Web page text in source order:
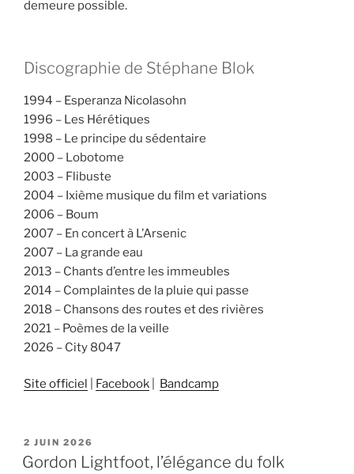
demeure possible.
Discographie de Stéphane Blok
1994 – Esperanza Nicolasohn
1996 – Les Hérétiques
1998 – Le principe du sédentaire
2000 – Lobotome
2003 – Flibuste
2004 – Ixième musique du film et variations
2006 – Boum
2007 – En concert à L’Arsenic
2007 – La grande eau
2013 – Chants d’entre les immeubles
2014 – Complaintes de la pluie qui passe
2018 – Chansons des routes et des rivières
2021 – Poèmes de la veille
2026 – City 8047
Site officiel Facebook Bandcamp
PUBLIÉ
LE
2 JUIN 2026
Gordon Lightfoot, l’élégance du folk